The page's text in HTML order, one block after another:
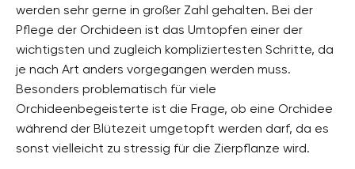
werden sehr gerne in großer Zahl gehalten. Bei der
Pflege der Orchideen ist das Umtopfen einer der
wichtigsten und zugleich kompliziertesten Schritte, da
je nach Art anders vorgegangen werden muss.
Besonders problematisch für viele
Orchideenbegeisterte ist die Frage, ob eine Orchidee
während der Blütezeit umgetopft werden darf, da es
sonst vielleicht zu stressig für die Zierpflanze wird.